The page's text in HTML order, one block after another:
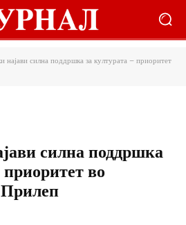
најави силна поддршка за културата – приоритет
силна поддршка
во
Прилеп